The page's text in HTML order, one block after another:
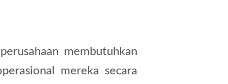
membutuhkan
mereka secara